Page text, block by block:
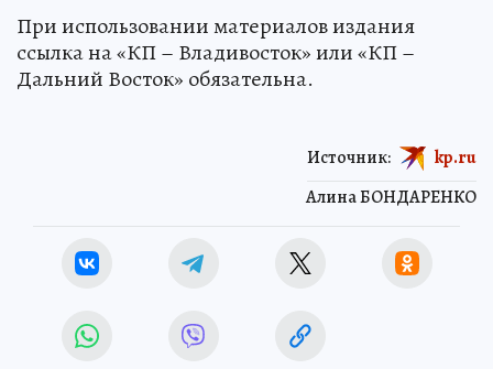
При использовании материалов издания
ссылка на «КП – Владивосток» или «КП –
Дальний Восток» обязательна.
Алина БОНДАРЕНКО
Источник: kp.ru